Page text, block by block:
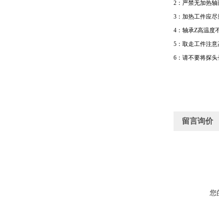
2 ：严禁无加热
3 ：加热工件应
4 ：轴承Z高温度
5 ：取走工件注
6 ：请不要将探
留言询价
您